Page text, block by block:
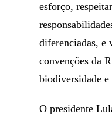
esforço,
diferenciadas, e
convenções da
biodiversidade e
O presidente